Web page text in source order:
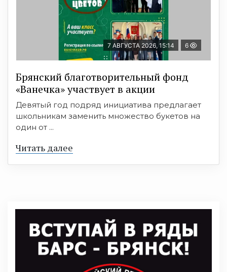
7 АВГУСТА 2026, 15:14 6
Брянский благотворительный фонд
«Ванечка» участвует в акции
Девятый год подряд инициатива предлагает
школьникам заменить множество букетов на
один от ...
Читать далее